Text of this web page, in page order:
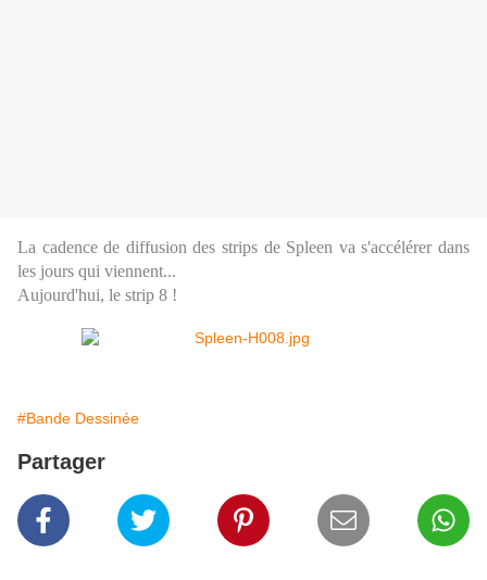
La cadence de diffusion des strips de Spleen va s'accélérer dans
les jours qui viennent...
Aujourd'hui, le strip 8 !
#Bande Dessinée
Partager